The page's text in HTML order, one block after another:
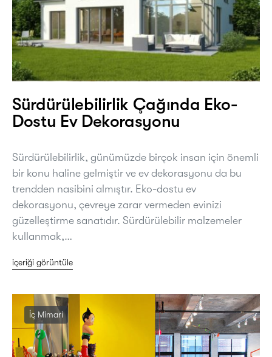
Sürdürülebilirlik Çağında Eko-
Dostu Ev Dekorasyonu
Sürdürülebilirlik, günümüzde birçok insan için önemli
bir konu haline gelmiştir ve ev dekorasyonu da bu
trendden nasibini almıştır. Eko-dostu ev
dekorasyonu, çevreye zarar vermeden evinizi
güzelleştirme sanatıdır. Sürdürülebilir malzemeler
kullanmak,…
içeriği görüntüle
İç Mimari